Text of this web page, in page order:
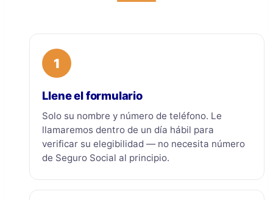
1
Llene el formulario
Solo su nombre y número de teléfono. Le
llamaremos dentro de un día hábil para
verificar su elegibilidad — no necesita número
de Seguro Social al principio.